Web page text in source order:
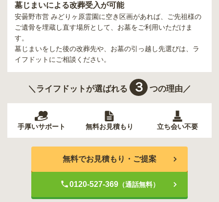
墓じまいによる改葬受入が可能
安曇野市営 みどりヶ原霊園に空き区画があれば、ご先祖様の
ご遺骨を埋蔵し直す場所として、お墓をご利用いただけま
す。
墓じまいをした後の改葬先や、お墓の引っ越し先選びは、ラ
イフドットにご相談ください。
＼ライフドットが選ばれる ３ つの理由／
手厚いサポート 無料お見積もり 立ち会い不要
無料でお見積もり・ご提案
0120-527-369（通話無料）